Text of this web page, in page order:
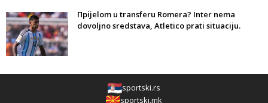
Прijelom u transferu Romera? Inter nema
dovoljno sredstava, Atletico prati situaciju.
sportski.rs
sportski.mk